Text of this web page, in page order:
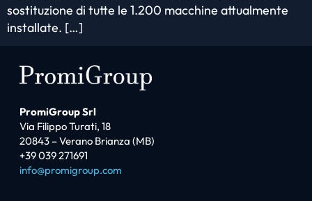
sostituzione di tutte le 1.200 macchine attualmente
installate. […]
PromiGroup Srl
Via Filippo Turati, 18
20843 – Verano Brianza (MB)
+39 039 271691
info@promigroup.com